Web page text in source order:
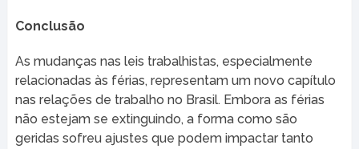
Conclusão
As mudanças nas leis trabalhistas, especialmente
relacionadas às férias, representam um novo capítulo
nas relações de trabalho no Brasil. Embora as férias
não estejam se extinguindo, a forma como são
geridas sofreu ajustes que podem impactar tanto